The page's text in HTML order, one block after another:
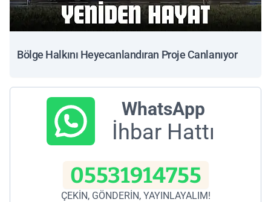
Bölge Halkını Heyecanlandıran Proje Canlanıyor
WhatsApp
İhbar Hattı
05531914755
ÇEKİN, GÖNDERİN, YAYINLAYALIM!